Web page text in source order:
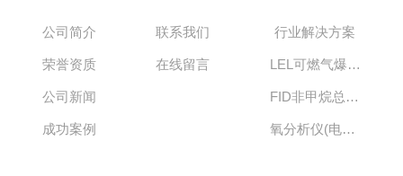
公司简介
荣誉资质
公司新闻
成功案例
联系我们
在线留言
行业解决方案
LEL可燃气爆炸下限分析仪
FID非甲烷总烃\总碳氢分析仪
氧分析仪(电化学\激光\磁氧)